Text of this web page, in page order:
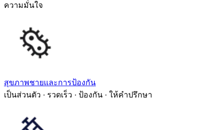
ความมั่นใจ
สุขภาพชายและการป้องกัน
เป็นส่วนตัว · รวดเร็ว · ป้องกัน · ให้คำปรึกษา